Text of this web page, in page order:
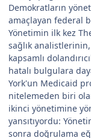
Demokratların
amaçlayan federal
Yönetimin ilk kez
sağlık
kapsamlı
hatalı bulgulara
York'un Medicaid
nitelemeden biri
ikinci yönetimine
yansıtıyordu:
sonra doğrulama